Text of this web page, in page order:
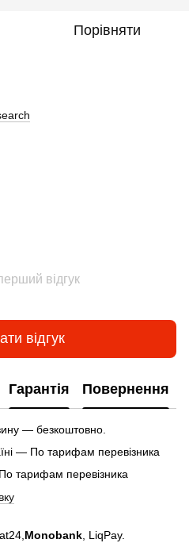
Порівняти
відгук
відгук
Гарантія Повернення
— безкоштовно.
— По тарифам перевізника
тарифам перевізника
Monobank LiqPay.